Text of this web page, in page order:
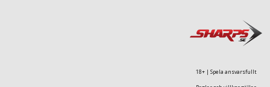
18+ | Spela ansvarsfullt